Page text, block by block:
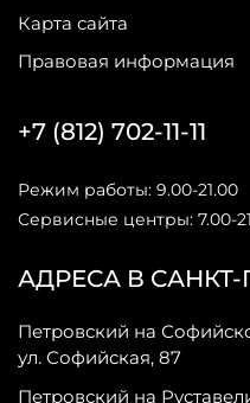
Карта сайта
Правовая информация
АДРЕСА В САНКТ-
Петровский на
ул. Софийская, 87
Петровский на
+7 (812) 702-11-11
Режим работы: 9.00-21.00
Сервисные центры: 7.00-